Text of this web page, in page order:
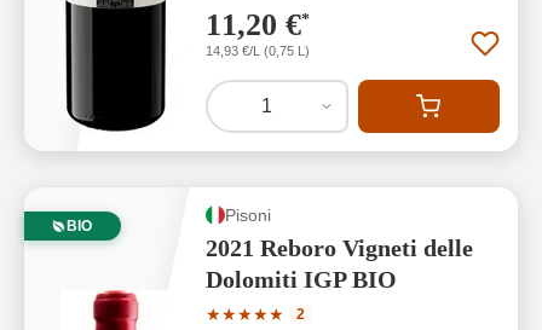
11,20 €*
14,93 €/L (0,75 L)
1
BIO
Pisoni
2021 Reboro Vigneti delle
Dolomiti IGP BIO
★★★★★
Durchschnittliche Bewertung von 5
2